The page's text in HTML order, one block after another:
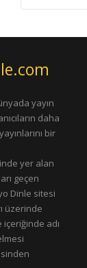
yayın
daha
bir
yer alan
geçen
Dinle sitesi
üzerinde
adı